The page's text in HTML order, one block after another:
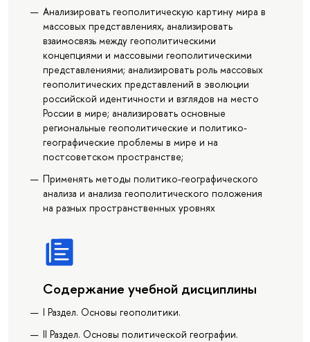
Анализировать геополитическую картину мира в
массовых представлениях, анализировать
взаимосвязь между геополитическими
концепциями и массовыми геополитическими
представлениями; анализировать роль массовых
геополитических представлений в эволюции
российской идентичности и взглядов на место
России в мире; анализировать основные
региональные геополитические и политико-
географические проблемы в мире и на
постсоветском пространстве;
Применять методы политико-географического
анализа и анализа геополитического положения
на разных пространственных уровнях
Содержание учебной дисциплины
I Раздел. Основы геополитики.
II Раздел. Основы политической географии.